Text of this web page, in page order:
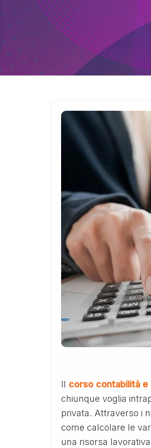
Il corso contabilità e
chiunque voglia
privata. Attraverso i
come calcolare le
una risorsa